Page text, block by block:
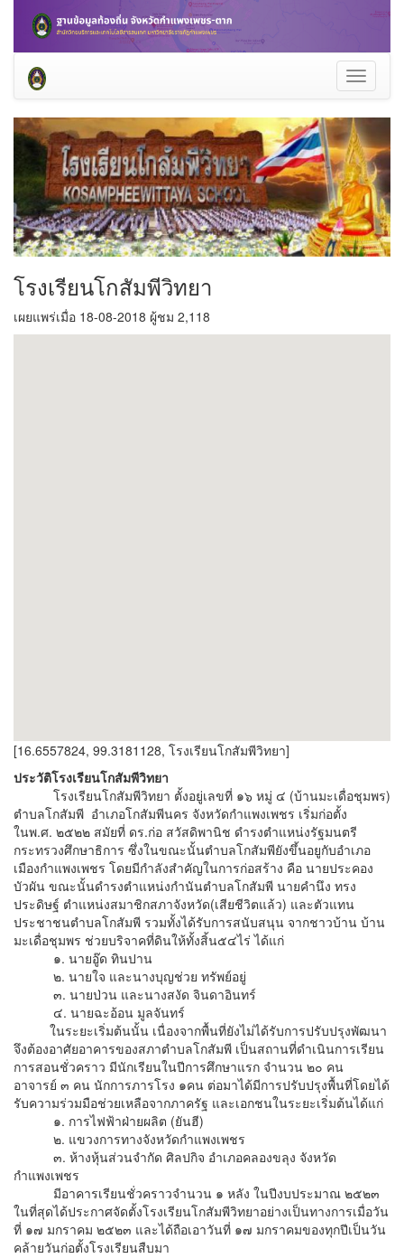
Toggle
โรงเรียนโกสัมพีวิทยา
เผยแพร่เมื่อ 18-08-2018 ผู้ชม 2,118
[16.6557824, 99.3181128, โรงเรียนโกสัมพีวิทยา]
ประวัติโรงเรียนโกสัมพีวิทยา
โรงเรียนโกสัมพีวิทยา ตั้งอยู่เลขที่ ๑๖ หมู่ ๔ (บ้านมะเดื่อชุมพร)
ตำบลโกสัมพี อำเภอโกสัมพีนคร จังหวัดกำแพงเพชร เริ่มก่อตั้ง
ในพ.ศ. ๒๕๒๒ สมัยที่ ดร.ก่อ สวัสดิพานิช ดำรงตำแหน่งรัฐมนตรี
กระทรวงศึกษาธิการ ซึ่งในขณะนั้นตำบลโกสัมพียังขึ้นอยูกับอำเภอ
เมืองกำแพงเพชร โดยมีกำลังสำคัญในการก่อสร้าง คือ นายประคอง
บัวผัน ขณะนั้นดำรงตำแหน่งกำนันตำบลโกสัมพี นายคำนึง ทรง
ประดิษฐ์ ตำแหน่งสมาชิกสภาจังหวัด(เสียชีวิตแล้ว) และตัวแทน
ประชาชนตำบลโกสัมพี รวมทั้งได้รับการสนับสนุน จากชาวบ้าน บ้าน
มะเดื่อชุมพร ช่วยบริจาคที่ดินให้ทั้งสิ้น๕๔ไร่ ได้แก่
๑. นายอู๊ด ทินปาน
๒. นายใจ และนางบุญช่วย ทรัพย์อยู่
๓. นายป่วน และนางสงัด จินดาอินทร์
๔. นายฉะอ้อน มูลจันทร์
ในระยะเริ่มต้นนั้น เนื่องจากพื้นที่ยังไม่ได้รับการปรับปรุงพัฒนา
จึงต้องอาศัยอาคารของสภาตำบลโกสัมพี เป็นสถานที่ดำเนินการเรียน
การสอนชั่วคราว มีนักเรียนในปีการศึกษาแรก จำนวน ๒๐ คน
อาจารย์ ๓ คน นักการภารโรง ๑คน ต่อมาได้มีการปรับปรุงพื้นที่โดยได้
รับความร่วมมือช่วยเหลือจากภาครัฐ และเอกชนในระยะเริ่มต้นได้แก่
๑. การไฟฟ้าฝ่ายผลิต (ยันฮี)
๒. แขวงการทางจังหวัดกำแพงเพชร
๓. ห้างหุ้นส่วนจำกัด ศิลปกิจ อำเภอคลองขลุง จังหวัด
กำแพงเพชร
มีอาคารเรียนชั่วคราวจำนวน ๑ หลัง ในปีงบประมาณ ๒๕๒๓
ในที่สุดได้ประกาศจัดตั้งโรงเรียนโกสัมพีวิทยาอย่างเป็นทางการเมื่อวัน
ที่ ๑๗ มกราคม ๒๕๒๓ และได้ถือเอาวันที่ ๑๗ มกราคมของทุกปีเป็นวัน
คล้ายวันก่อตั้งโรงเรียนสืบมา